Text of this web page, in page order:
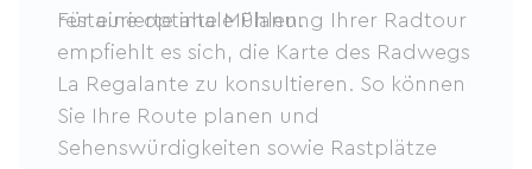
restaurierte alte Mühlen.
Für eine optimale Planung Ihrer Radtour
empfiehlt es sich, die Karte des Radwegs
La Regalante zu konsultieren. So können
Sie Ihre Route planen und
Sehenswürdigkeiten sowie Rastplätze